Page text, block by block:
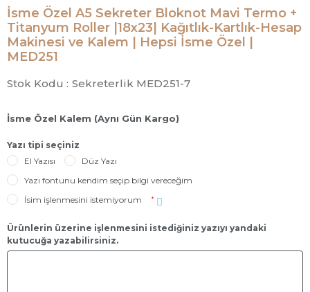
İsme Özel A5 Sekreter Bloknot Mavi Termo +
Titanyum Roller |18x23| Kağıtlık-Kartlık-Hesap
Makinesi ve Kalem | Hepsi İsme Özel |
MED251
Stok Kodu : Sekreterlik MED251-7
İsme Özel Kalem (Aynı Gün Kargo)
Yazı tipi seçiniz
El Yazısı
Düz Yazı
Yazı fontunu kendim seçip bilgi vereceğim
İsim işlenmesini istemiyorum
*
Ürünlerin üzerine işlenmesini istediğiniz yazıyı yandaki
kutucuğa yazabilirsiniz.